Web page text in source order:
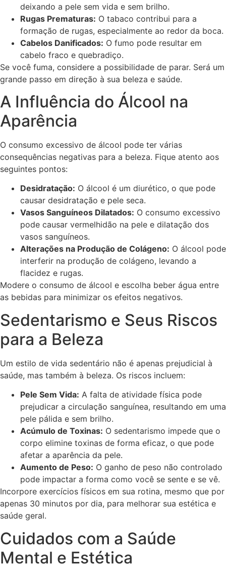
deixando a pele sem vida e sem brilho.
Rugas Prematuras: O tabaco contribui para a
formação de rugas, especialmente ao redor da boca.
Cabelos Danificados: O fumo pode resultar em
cabelo fraco e quebradiço.
Se você fuma, considere a possibilidade de parar. Será um
grande passo em direção à sua beleza e saúde.
A Influência do Álcool na
Aparência
O consumo excessivo de álcool pode ter várias
consequências negativas para a beleza. Fique atento aos
seguintes pontos:
Desidratação: O álcool é um diurético, o que pode
causar desidratação e pele seca.
Vasos Sanguíneos Dilatados: O consumo excessivo
pode causar vermelhidão na pele e dilatação dos
vasos sanguíneos.
Alterações na Produção de Colágeno: O álcool pode
interferir na produção de colágeno, levando a
flacidez e rugas.
Modere o consumo de álcool e escolha beber água entre
as bebidas para minimizar os efeitos negativos.
Sedentarismo e Seus Riscos
para a Beleza
Um estilo de vida sedentário não é apenas prejudicial à
saúde, mas também à beleza. Os riscos incluem:
Pele Sem Vida: A falta de atividade física pode
prejudicar a circulação sanguínea, resultando em uma
pele pálida e sem brilho.
Acúmulo de Toxinas: O sedentarismo impede que o
corpo elimine toxinas de forma eficaz, o que pode
afetar a aparência da pele.
Aumento de Peso: O ganho de peso não controlado
pode impactar a forma como você se sente e se vê.
Incorpore exercícios físicos em sua rotina, mesmo que por
apenas 30 minutos por dia, para melhorar sua estética e
saúde geral.
Cuidados com a Saúde
Mental e Estética